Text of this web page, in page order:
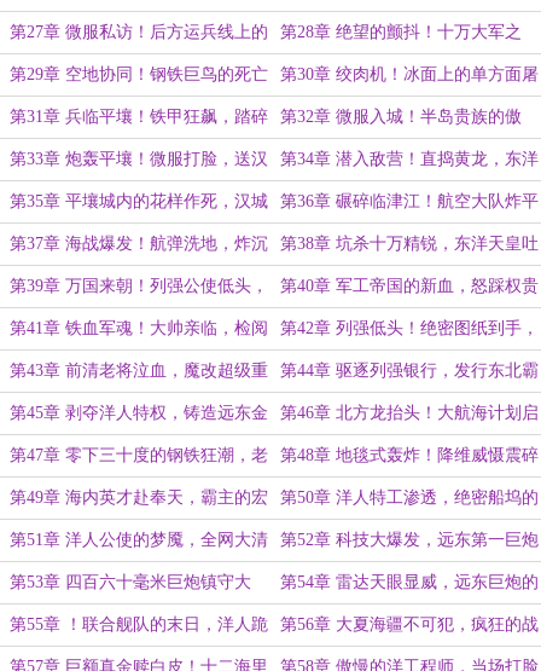
第27章 微服私访！后方运兵线上的
蛀虫，作死挑衅！
第28章 绝望的颤抖！十万大军之
主，降维打脸！
第29章 空地协同！钢铁巨鸟的死亡
咆哮，小鬼子懵了！
第30章 绞肉机！冰面上的单方面屠
杀，关东军的末日！
第31章 兵临平壤！铁甲狂飙，踏碎
小鬼子尊严！
第32章 微服入城！半岛贵族的傲
慢，疯狂作死！
第33章 炮轰平壤！微服打脸，送汉
奸上西天！
第34章 潜入敌营！直捣黄龙，东洋
中将吓破胆！
第35章 平壤城内的花样作死，汉城
震怖！
第36章 碾碎临津江！航空大队炸平
总督府！
第37章 海战爆发！航弹洗地，炸沉
东洋联合舰队！
第38章 坑杀十万精锐，东洋天皇吐
血！
第39章 万国来朝！列强公使低头，
敲诈全世界！
第40章 军工帝国的新血，怒踩权贵
子弟！
第41章 铁血军魂！大帅亲临，检阅
帝国新血！
第42章 列强低头！绝密图纸到手，
剑指深蓝！
第43章 前清老将泣血，魔改超级重
巡！
第44章 驱逐列强银行，发行东北霸
王币！
第45章 剥夺洋人特权，铸造远东金
融霸权！
第46章 北方龙抬头！大航海计划启
航，大帅的震撼！
第47章 零下三十度的钢铁狂潮，老
毛子慌了！
第48章 地毯式轰炸！降维威慑震碎
西伯利亚！
第49章 海内英才赴奉天，霸主的宏
图霸业！
第50章 洋人特工渗透，绝密船坞的
绞肉机！
第51章 洋人公使的梦魇，全网大清
洗！
第52章 科技大爆发，远东第一巨炮
狂想！
第53章 四百六十毫米巨炮镇守大
连，列强密谋！
第54章 雷达天眼显威，远东巨炮的
初吻！
第55章 ！联合舰队的末日，洋人跪
地求饶！
第56章 大夏海疆不可犯，疯狂的战
后索赔！
第57章 巨额真金赎白皮！十二海里 第58章 傲慢的洋工程师，当场打脸